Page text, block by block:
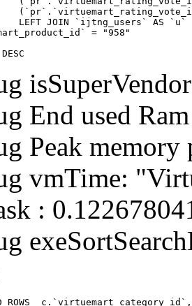
= "958"
End used
Peak memory
vmTime:
: